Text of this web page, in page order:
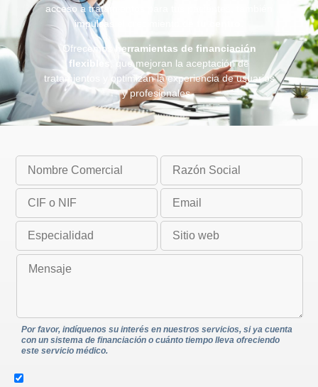
acceso a tratamientos para tus pacientes, también
impulsas el crecimiento de
Ofrecemosherramientas de financiación
flexibles
, que mejoran la aceptación de
tratamientos y optimizan la experiencia de usuarios
y profesionales.
Por favor, indíquenos su interés en nuestros servicios, si ya cuenta
con un sistema de financiación o cuánto tiempo lleva ofreciendo
este servicio médico.